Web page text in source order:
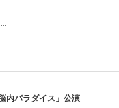
内パラダイス」公演